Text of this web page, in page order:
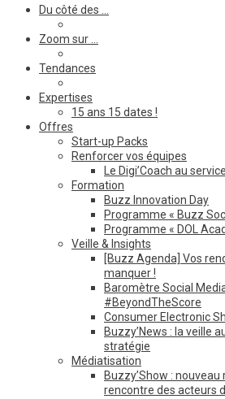
Du côté des …
Zoom sur …
Tendances
Expertises
15 ans 15 dates !
Offres
Start-up Packs
Renforcer vos équipes
Le Digi’Coach au
Formation
Buzz Innovation Day
Programme « Buzz
Programme « DOL
Veille & Insights
[Buzz Agenda] Vos
manquer !
Baromètre Social
#BeyondTheScore
Consumer Electronic
Buzzy’News : la veille
stratégie
Médiatisation
Buzzy’Show :
rencontre des acteurs